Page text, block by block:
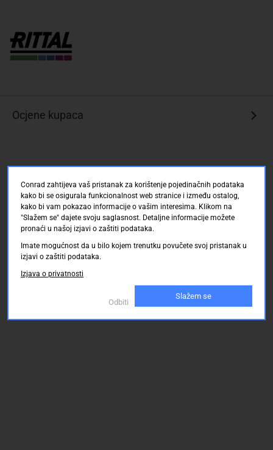
Ocjene kupaca
Conrad zahtijeva vaš pristanak za korištenje pojedinačnih podataka
kako bi se osigurala funkcionalnost web stranice i između ostalog,
kako bi vam pokazao informacije o vašim interesima. Klikom na
"Slažem se" dajete svoju saglasnost. Detaljne informacije možete
pronaći u našoj izjavi o zaštiti podataka.
Imate mogućnost da u bilo kojem trenutku povučete svoj pristanak u
izjavi o zaštiti podataka.
Izjava o privatnosti
Odbiti
Slažem se